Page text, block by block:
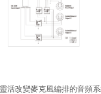
活改變麥克風編排的音頻